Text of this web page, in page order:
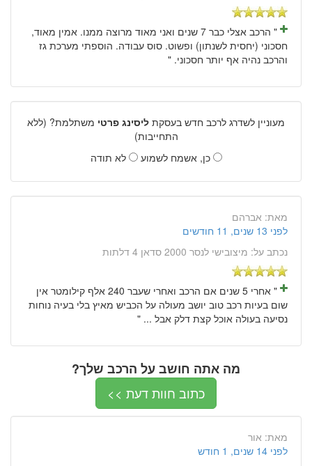
" הרכב אצלי כבר 7 שנים ואני מאוד מרוצה ממנו. אמין מאוד,
חסכוני (יחסית לשנתון) ופשוט. סוס עבודה. הוספתי מערכת גז
והרכב נהיה אף יותר חסכוני. "
מעוניין לשדרג לרכב חדש בעסקת ליסינג פרטי משתלמת? (ללא
התחייבות)
כן, אשמח לשמוע
לא תודה
מאת: אברהם
לפני 13 שנים, 11 חודשים
נכתב על: מיצובישי לנסר 2000 סדאן 4 דלתות
" אחרי 5 שנים אם הרכב ואחרי שעבר 240 אלף קילומטר אין
שום בעיות רכב טוב יושב מעולה על הכביש מאיץ בלי בעיה נוחות
נסיעה בעולה אוכל קצת דלק אבל ... "
מה אתה חושב על הרכב שלך?
כתוב חוות דעת >>
מאת: אור
לפני 14 שנים, 1 חודש